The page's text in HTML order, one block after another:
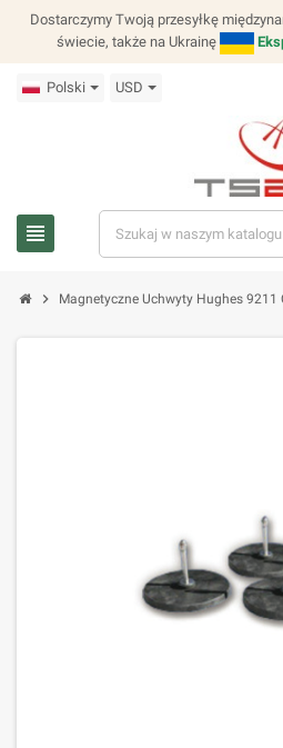
Dostarczymy Twoją przesyłkę
świecie, także na Ukrainę
Polski USD
view_headline
chevron_right Magnetyczne Uchwyty Hughes 9211